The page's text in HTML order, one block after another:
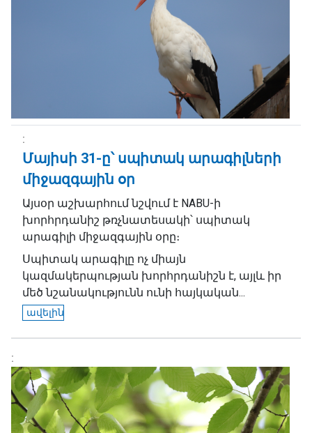
Մայիսի 31-ը՝ սպիտակ արագիլների
միջազգային օր
Այսօր աշխարհում նշվում է NABU-ի
խորհրդանիշ թռչնատեսակի՝ սպիտակ
արագիլի միջազգային օրը։
Սպիտակ արագիլը ոչ միայն
կազմակերպության խորհրդանիշն է, այլև իր
մեծ նշանակությունն ունի հայկական...
ավելին